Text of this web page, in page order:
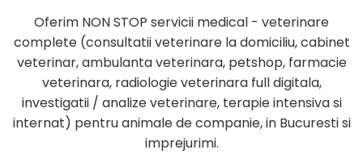
Oferim NON STOP servicii medical - veterinare
complete (consultatii veterinare la domiciliu, cabinet
veterinar, ambulanta veterinara, petshop, farmacie
veterinara, radiologie veterinara full digitala,
investigatii / analize veterinare, terapie intensiva si
internat) pentru animale de companie, in Bucuresti si
imprejurimi.